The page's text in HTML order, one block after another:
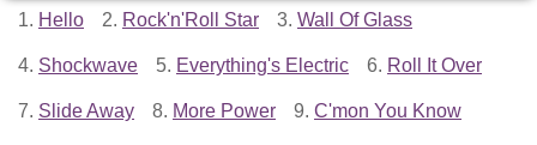
1. Hello 2. Rock'n'Roll Star 3. Wall Of Glass
4. Shockwave 5. Everything's Electric 6. Roll It Over
7. Slide Away 8. More Power 9. C'mon You Know